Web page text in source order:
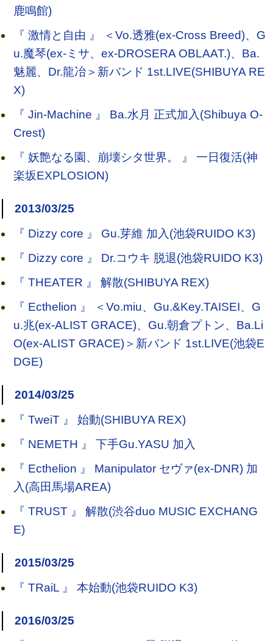
鹿鳴館)
『 激情と自由 』 ＜Vo.透雅(ex-Cross Breed)、G
u.魔琴(ex-ミサ、ex-DROSERA OBLAAT.)、Ba.
魅麗、Dr.龍冶＞新バンド 1st.LIVE(SHIBUYA RE
X)
『 Jin-Machine 』 Ba.水月 正式加入(Shibuya O-
Crest)
『 妖艶なる園、崩壊シタ世界。 』 一日復活(神
楽坂EXPLOSION)
2013/03/25
『 Dizzy core 』 Gu.芽維 加入(池袋RUIDO K3)
『 Dizzy core 』 Dr.コウキ 脱退(池袋RUIDO K3)
『 THEATER 』 解散(SHIBUYA REX)
『 Ecthelion 』 ＜Vo.miu、Gu.&Key.TAISEI、G
u.兆(ex-ALIST GRACE)、Gu.朝倉プトン、Ba.Li
O(ex-ALIST GRACE)＞新バンド 1st.LIVE(池袋E
DGE)
2014/03/25
『 TweiT 』 始動(SHIBUYA REX)
『 NEMETH 』 下手Gu.YASU 加入
『 Ecthelion 』 Manipulator セヴァ(ex-DNR) 加
入(高田馬場AREA)
『 TRUST 』 解散(渋谷duo MUSIC EXCHANG
E)
2015/03/25
『 TRaiL 』 本始動(池袋RUIDO K3)
2016/03/25